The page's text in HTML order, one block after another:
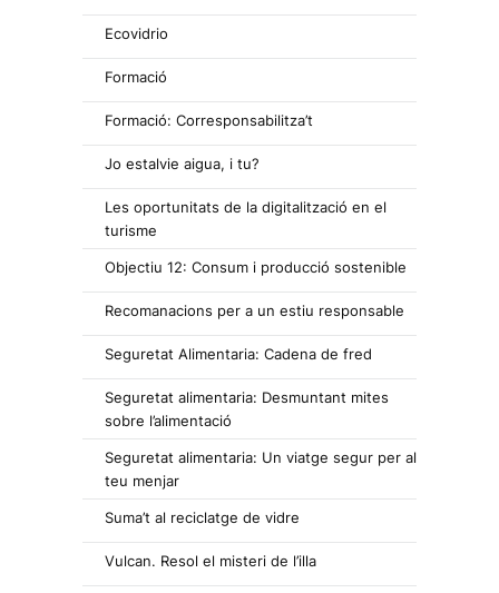
Ecovidrio
Formació
Formació: Corresponsabilitza’t
Jo estalvie aigua, i tu?
Les oportunitats de la digitalització en el
turisme
Objectiu 12: Consum i producció sostenible
Recomanacions per a un estiu responsable
Seguretat Alimentaria: Cadena de fred
Seguretat alimentaria: Desmuntant mites
sobre l’alimentació
Seguretat alimentaria: Un viatge segur per al
teu menjar
Suma’t al reciclatge de vidre
Vulcan. Resol el misteri de l’illa